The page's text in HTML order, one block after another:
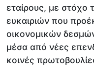
εταίρους, με στόχο
ευκαιριών που
οικονομικών
μέσα από νέες
κοινές